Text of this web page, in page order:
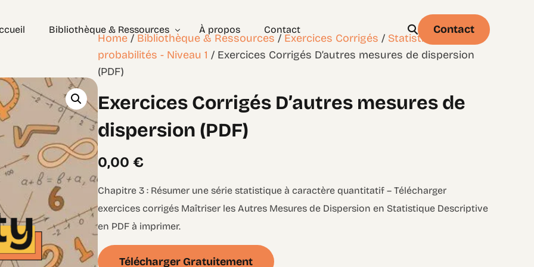
Bibliothèque & Ressources
Exercices Corrigés
– les bases Géométrie – Niveau 2 Physique Statistique & probabilités – Niveau 1
À propos Contact Contact
Home / Bibliothèque & Ressources / Exercices Corrigés / Statistique et
probabilités - Niveau 1 / Exercices Corrigés D’autres mesures de dispersion
(PDF)
Exercices Corrigés D’autres mesures de
dispersion (PDF)
0,00€
Chapitre 3 : Résumer une série statistique à caractère quantitatif – Télécharger
exercices corrigés Maîtriser les Autres Mesures de Dispersion en Statistique Descriptive
en PDF à imprimer.
Télécharger Gratuitement